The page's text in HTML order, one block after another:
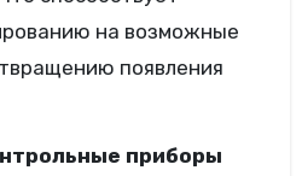
на возможные
появления
приборы